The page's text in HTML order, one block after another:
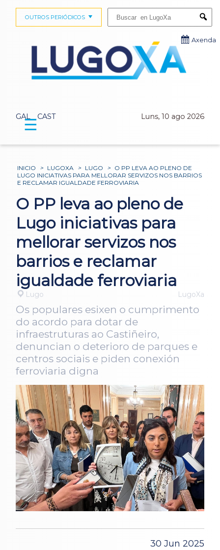
GAL CAST Luns, 10 ago 2026
OUTROS PERIÓDICOS
Axenda
☰
INICIO > LUGOXA > LUGO > O PP LEVA AO PLENO DE
LUGO INICIATIVAS PARA MELLORAR SERVIZOS NOS BARRIOS
E RECLAMAR IGUALDADE FERROVIARIA
O PP leva ao pleno de
Lugo iniciativas para
mellorar servizos nos
barrios e reclamar
igualdade ferroviaria
Lugo LugoXa
Os populares esixen o cumprimento
do acordo para dotar de
infraestruturas ao Castiñeiro,
denuncian o deterioro de parques e
centros sociais e piden conexión
ferroviaria digna
30 Jun 2025